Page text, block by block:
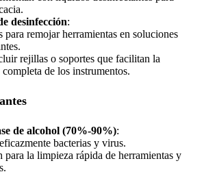
desinfección:
para remojar herramientas en soluciones
rejillas o soportes que facilitan la
de los instrumentos.
de alcohol (70%-90%):
bacterias y virus.
para la limpieza rápida de herramientas y